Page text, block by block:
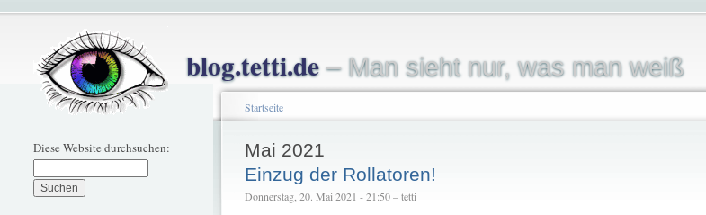
blog.tetti.de– Man sieht nur, was man weiß
Diese Website durchsuchen:
Startseite
Mai 2021
Einzug der Rollatoren!
Donnerstag, 20. Mai 2021 - 21:50 – tetti